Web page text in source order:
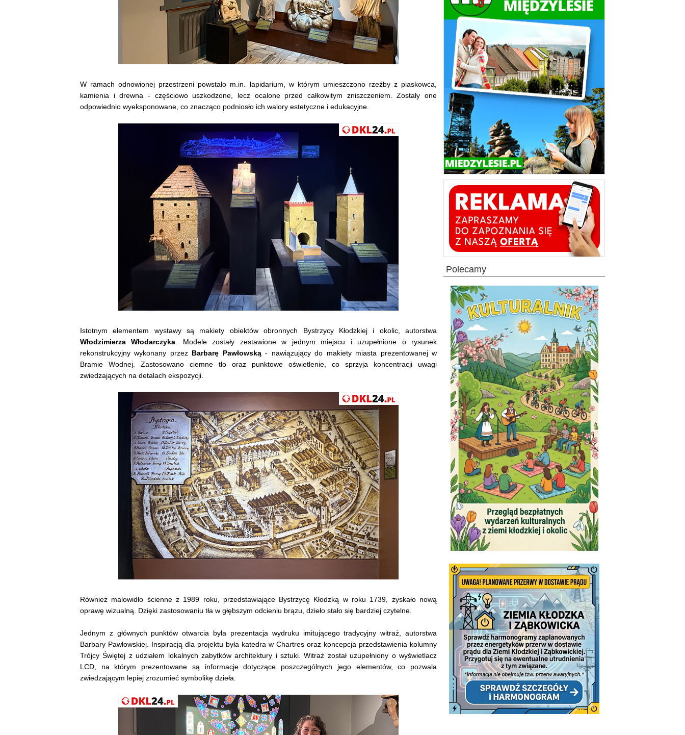
W ramach odnowionej przestrzeni powstało m.in. lapidarium, w którym umieszczono rzeźby z piaskowca,
kamienia i drewna - częściowo uszkodzone, lecz ocalone przed całkowitym zniszczeniem. Zostały one
odpowiednio wyeksponowane, co znacząco podniosło ich walory estetyczne i edukacyjne.
Istotnym elementem wystawy są makiety obiektów obronnych Bystrzycy Kłodzkiej i okolic, autorstwa
Włodzimierza Włodarczyka . Modele zostały zestawione w jednym miejscu i uzupełnione o rysunek
rekonstrukcyjny wykonany przez Barbarę Pawłowską- nawiązujący do makiety miasta prezentowanej w
Bramie Wodnej. Zastosowano ciemne tło oraz punktowe oświetlenie, co sprzyja koncentracji uwagi
zwiedzających na detalach ekspozycji.
Również malowidło ścienne z 1989 roku, przedstawiające Bystrzycę Kłodzką w roku 1739, zyskało nową
oprawę wizualną. Dzięki zastosowaniu tła w głębszym odcieniu brązu, dzieło stało się bardziej czytelne.
Jednym z głównych punktów otwarcia była prezentacja wydruku imitującego tradycyjny witraż, autorstwa
Barbary Pawłowskiej. Inspiracją dla projektu była katedra w Chartres oraz koncepcja przedstawienia kolumny
Trójcy Świętej z udziałem lokalnych zabytków architektury i sztuki. Witraż został uzupełniony o wyświetlacz
LCD, na którym prezentowane są informacje dotyczące poszczególnych jego elementów, co pozwala
zwiedzającym lepiej zrozumieć symbolikę dzieła.
polecamy